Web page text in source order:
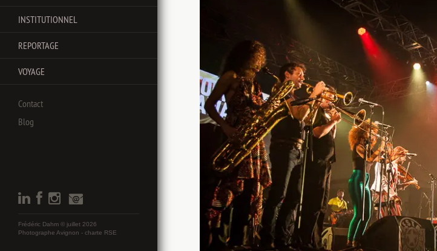
INSTITUTIONNEL
REPORTAGE
VOYAGE
Contact
Blog
Frédéric Dahm © juillet 2026
Photographe Avignon - charte RSE